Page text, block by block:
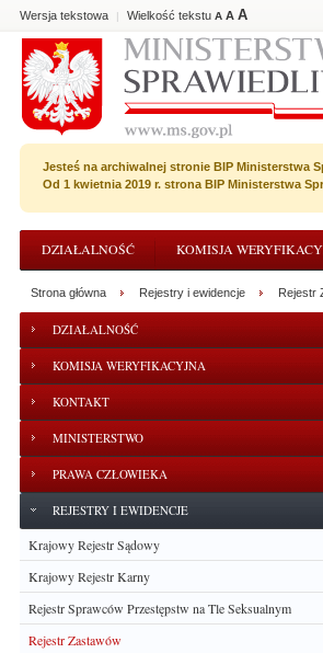
Wersja tekstowa | Wielkość tekstu A A A
Jesteś na archiwalnej stronie BIP Ministerstwa
Od 1 kwietnia 2019 r. strona BIP Ministerstwa
DZIAŁALNOŚĆ KOMISJA
DZIAŁALNOŚĆ
KOMISJA WERYFIKACYJNA
KONTAKT
MINISTERSTWO
PRAWA CZŁOWIEKA
REJESTRY I EWIDENCJE
Krajowy Rejestr Sądowy
Krajowy Rejestr Karny
Rejestr Sprawców Przestępstw na Tle Seksualnym
Rejestr Zastawów
Strona główna Rejestry i ewidencje Rejestr